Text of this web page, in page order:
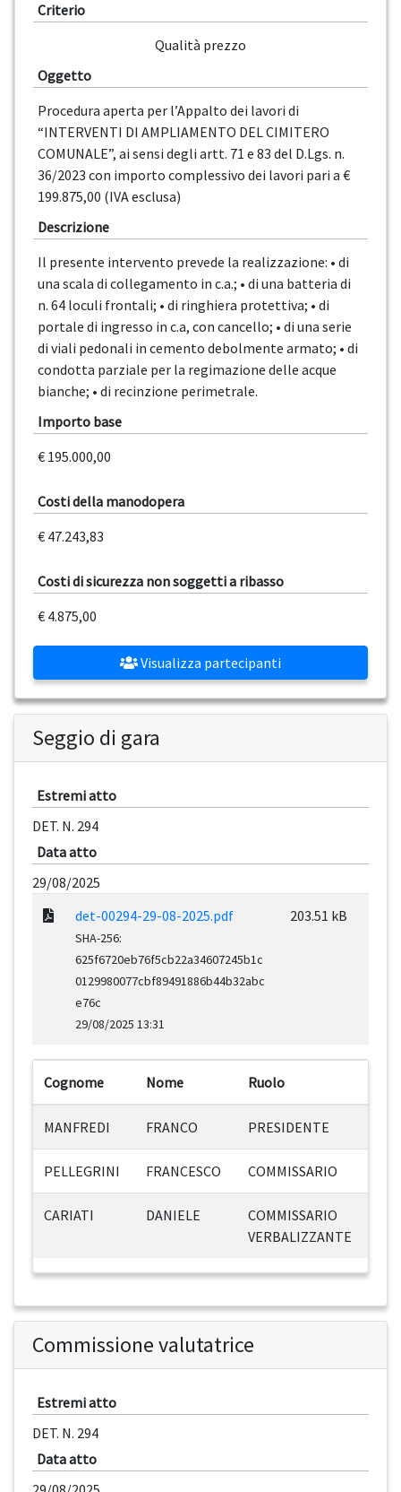
Criterio
Qualità prezzo
Oggetto
Procedura aperta per l’Appalto dei lavori di
“INTERVENTI DI AMPLIAMENTO DEL CIMITERO
COMUNALE”, ai sensi degli artt. 71 e 83 del D.Lgs. n.
36/2023 con importo complessivo dei lavori pari a €
199.875,00 (IVA esclusa)
Descrizione
Il presente intervento prevede la realizzazione: • di
una scala di collegamento in c.a.; • di una batteria di
n. 64 loculi frontali; • di ringhiera protettiva; • di
portale di ingresso in c.a, con cancello; • di una serie
di viali pedonali in cemento debolmente armato; • di
condotta parziale per la regimazione delle acque
bianche; • di recinzione perimetrale.
Importo base
€ 195.000,00
Costi della manodopera
€ 47.243,83
Costi di sicurezza non soggetti a ribasso
€ 4.875,00
Visualizza partecipanti
Seggio di gara
Estremi atto
DET. N. 294
Data atto
29/08/2025
det-00294-29-08-2025.pdf
SHA-256:
625f6720eb76f5cb22a34607245b1c
0129980077cbf89491886b44b32abc
e76c
29/08/2025 13:31
203.51 kB
Cognome Nome Ruolo
MANFREDI FRANCO PRESIDENTE
PELLEGRINI FRANCESCO COMMISSARIO
CARIATI DANIELE
COMMISSARIO
VERBALIZZANTE
Commissione valutatrice
Estremi atto
DET. N. 294
Data atto